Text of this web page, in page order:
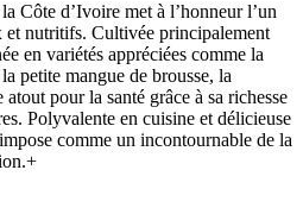
Côte d’Ivoire met à l’honneur l’un
et nutritifs. Cultivée principalement
en variétés appréciées comme la
petite mangue de brousse, la
pour la santé grâce à sa richesse
Polyvalente en cuisine et délicieuse
comme un incontournable de la